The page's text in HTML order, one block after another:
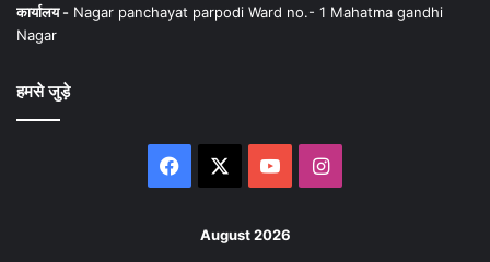
कार्यालय - Nagar panchayat parpodi Ward no.- 1 Mahatma gandhi
Nagar
हमसे जुड़े
Facebook YouTubeInstagram
August 2026